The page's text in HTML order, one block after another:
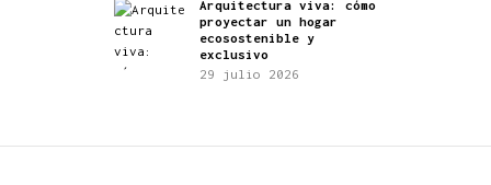
Arquitectura viva: cómo
proyectar un hogar
ecosostenible y
exclusivo
29 julio 2026